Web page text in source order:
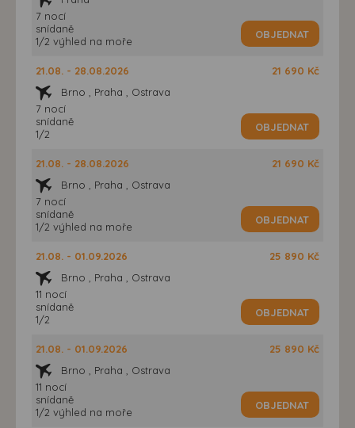
7 nocí
snídaně
1/2 výhled na moře
OBJEDNAT
21.08. - 28.08.2026
Brno , Praha , Ostrava
7 nocí
snídaně
1/2
21 690 Kč
OBJEDNAT
21.08. - 28.08.2026
Brno , Praha , Ostrava
7 nocí
snídaně
1/2 výhled na moře
21 690 Kč
OBJEDNAT
21.08. - 01.09.2026
Brno , Praha , Ostrava
11 nocí
snídaně
1/2
25 890 Kč
OBJEDNAT
21.08. - 01.09.2026
Brno , Praha , Ostrava
11 nocí
snídaně
1/2 výhled na moře
25 890 Kč
OBJEDNAT